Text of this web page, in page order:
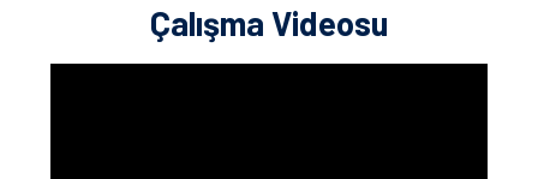
Çalışma Videosu